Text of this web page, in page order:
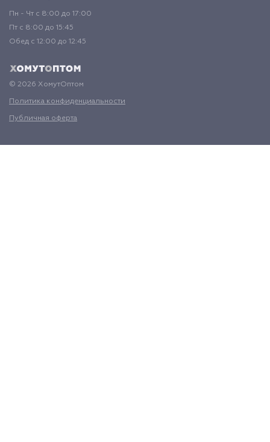
Пн - Чт с 8:00 до 17:00
Пт с 8:00 до 15:45
Обед с 12:00 до 12:45
© 2026 ХомутОптом
Политика конфиденциальности
Публичная оферта